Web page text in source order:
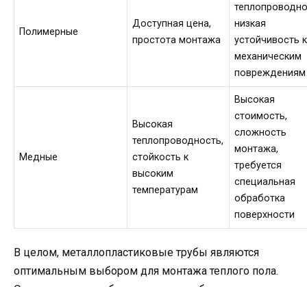
Полимерные
Доступная цена,
простота монтажа
низкая
устойчивость к
механическим
повреждениям
Медные
Высокая
теплопроводность,
стойкость к
высоким
температурам
Высокая
стоимость,
сложность
монтажа,
требуется
специальная
обработка
поверхности
В целом, металлопластиковые трубы являются
оптимальным выбором для монтажа теплого пола.